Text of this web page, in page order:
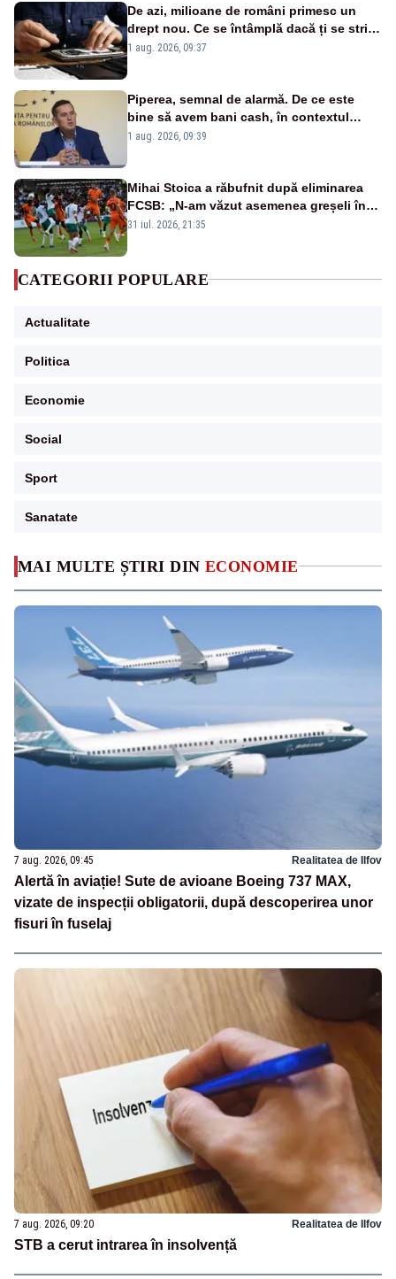
MAI MULTE ȘTIRI DIN ECONOMIE
7 aug. 2026, 09:45 Realitatea de Ilfov
Alertă în aviație! Sute de avioane Boeing 737 MAX,
vizate de inspecții obligatorii, după descoperirea unor
fisuri în fuselaj
7 aug. 2026, 09:20 Realitatea de Ilfov
STB a cerut intrarea în insolvență
De azi, milioane de români primesc un
drept nou. Ce se întâmplă dacă ți se strică
un produs
1 aug. 2026, 09:37
Piperea, semnal de alarmă. De ce este
bine să avem bani cash, în contextul
alertei energetice?
1 aug. 2026, 09:39
Mihai Stoica a răbufnit după eliminarea
FCSB: „N-am văzut asemenea greșeli în
190 de meciuri europene”
31 iul. 2026, 21:35
CATEGORII POPULARE
Actualitate
Politica
Economie
Social
Sport
Sanatate